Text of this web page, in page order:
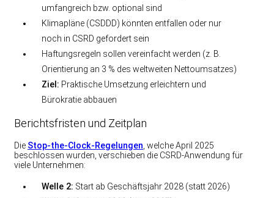
umfangreich bzw. optional sind
Klimapläne (CSDDD) könnten entfallen oder nur
noch in CSRD gefordert sein
Haftungsregeln sollen vereinfacht werden (z. B.
Orientierung an 3 % des weltweiten Nettoumsatzes)
Ziel: Praktische Umsetzung erleichtern und
Bürokratie abbauen
Berichtsfristen und Zeitplan
Die Stop-the-Clock-Regelungen, welche April 2025
beschlossen wurden, verschieben die CSRD-Anwendung für
viele Unternehmen:
Welle 2: Start ab Geschäftsjahr 2028 (statt 2026)